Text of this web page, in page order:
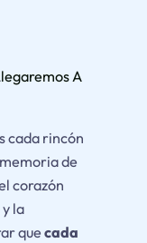
A
cada rincón
de
corazón
la
quecada